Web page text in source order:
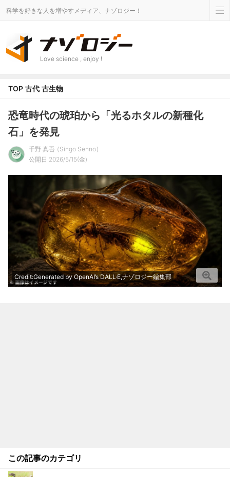
科学を好きな人を増やすメディア、ナゾロジー！
Love science , enjoy !
TOP 古代 古生物
恐竜時代の琥珀から「光るホタルの新種化
石」を発見
千野 真吾
Singo Senno
公開日 2026/5/15(金)
Credit:Generated by OpenAI’s DALL·E,ナゾロジー編集部
この記事のカテゴリ